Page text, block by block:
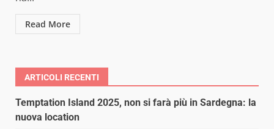
Read More
ARTICOLI RECENTI
Temptation Island 2025, non si farà più in Sardegna: la
nuova location